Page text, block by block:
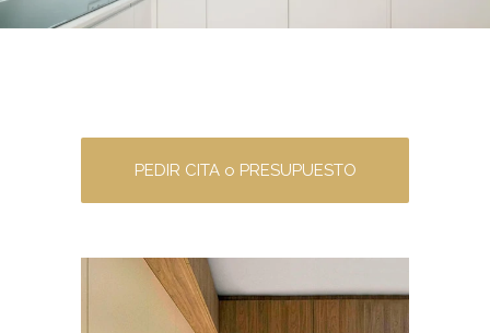
PEDIR CITA o PRESUPUESTO